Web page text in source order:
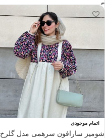
اتمام موجودی
شومیز سارافون سرهمی مدل گلرخ